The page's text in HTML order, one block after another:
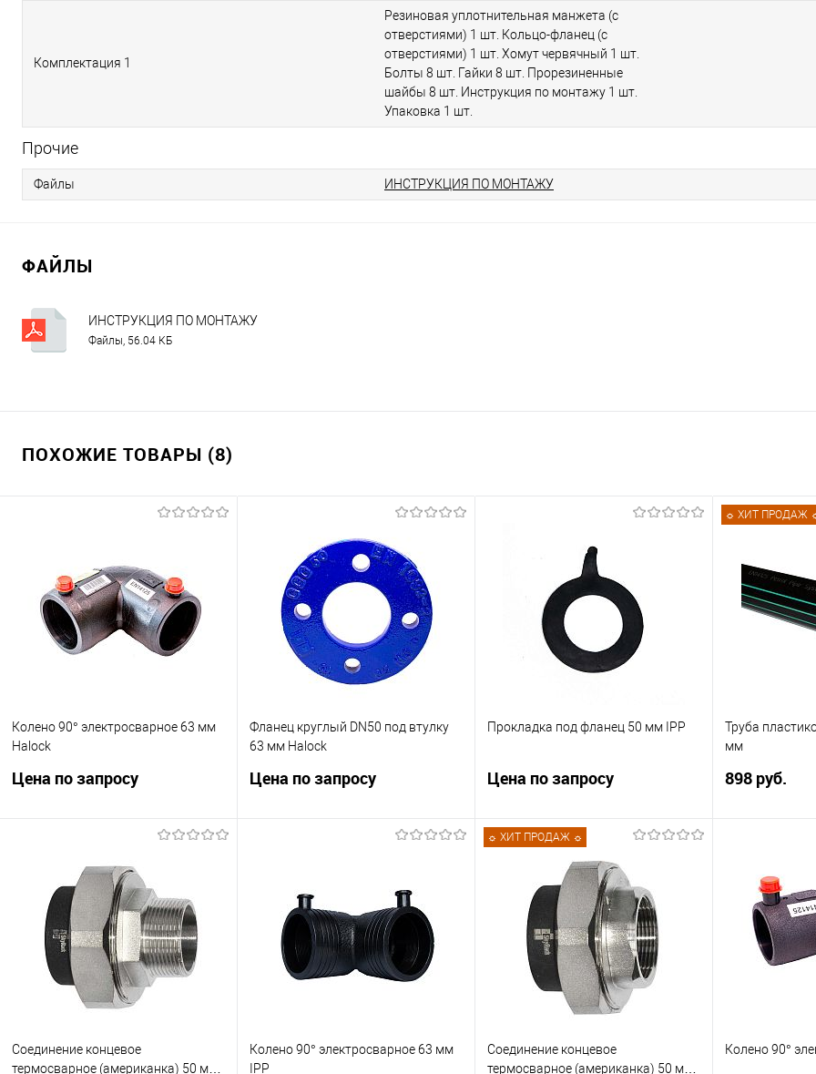
Комплектация 1
Резиновая уплотнительная манжета (с
отверстиями) 1 шт. Кольцо-фланец (с
отверстиями) 1 шт. Хомут червячный 1 шт.
Болты 8 шт. Гайки 8 шт. Прорезиненные
шайбы 8 шт. Инструкция по монтажу 1 шт.
Упаковка 1 шт.
Прочие
Файлы ИНСТРУКЦИЯ ПО МОНТАЖУ
ФАЙЛЫ
ИНСТРУКЦИЯ ПО МОНТАЖУ
Файлы, 56.04 КБ
ПОХОЖИЕ ТОВАРЫ (8)
Колено 90° электросварное 63 мм
Halock
Цена по запросу
Колено электросварное 90°.
Запросить цену
Купить в 1 клик
Сравнить
В избранное
Фланец круглый DN50 под втулку
63 мм Halock
Цена по запросу
Фланец круглый DN50 под втулку
Запросить цену
Купить в 1 клик
Сравнить
Прокладка под фланец 50 мм IPP
Цена по запросу
Прокладка под фланец 50 мм IPP.
Запросить цену
Купить в 1 клик
Сравнить
В избранное
В наличии
☼ ХИТ ПРОДАЖ
Труба
мм
898 руб.
Купить в 1
В избранное
Соединение концевое
термосварное (американка) 50 мм
Колено 90° электросварное 63 мм
IPP
☼ ХИТ ПРОДАЖ ☼
Соединение концевое
термосварное (американка) 50 мм
Колено 90°